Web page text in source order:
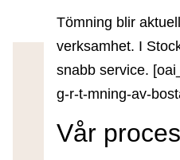
Tömning blir
verksamhet. I
snabb service.
g-r-t-mning-av-
Vår